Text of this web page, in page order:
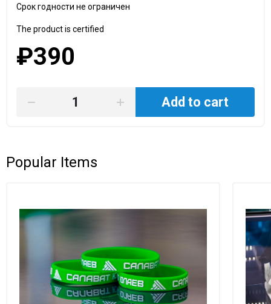
Срок годности не ограничен
The product is certified
₽390
Add to cart
Popular Items